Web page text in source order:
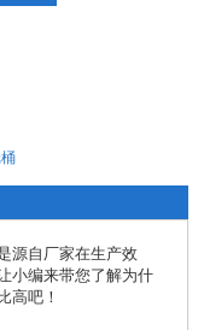
源自厂家在生产效
小编来带您了解为什
高吧！